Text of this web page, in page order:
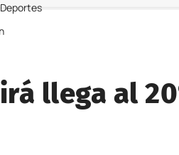
Deportes
llega al